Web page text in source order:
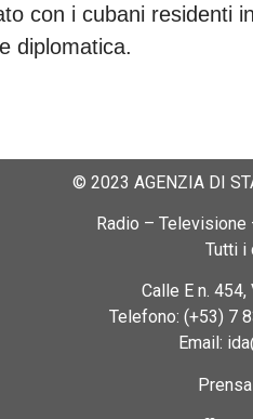
con i cubani residenti
diplomatica.
© 2023 AGENZIA DI
Radio –
Tutti i
Calle E n. 454,
Telefono: (+53) 7
Email: